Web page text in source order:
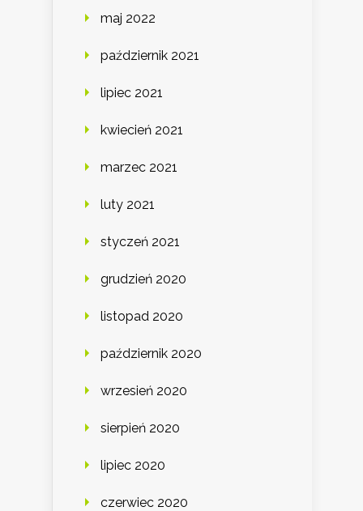
maj 2022
październik 2021
lipiec 2021
kwiecień 2021
marzec 2021
luty 2021
styczeń 2021
grudzień 2020
listopad 2020
październik 2020
wrzesień 2020
sierpień 2020
lipiec 2020
czerwiec 2020